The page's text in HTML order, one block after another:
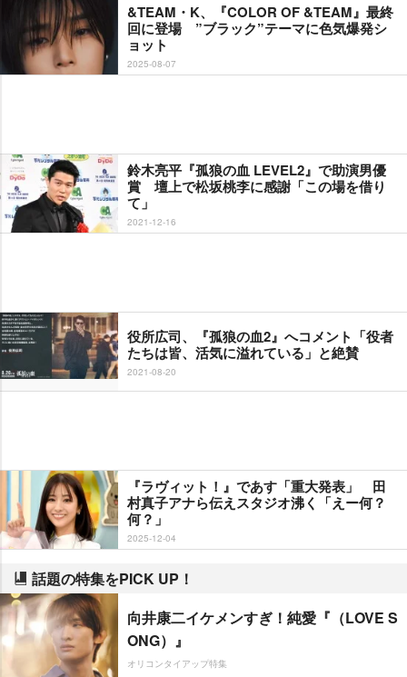
&TEAM・K、『COLOR OF &TEAM』最終
回に登場 ”ブラック”テーマに色気爆発シ
ョット
2025-08-07
鈴木亮平『孤狼の血 LEVEL2』で助演男優
賞 壇上で松坂桃李に感謝「この場を借り
て」
2021-12-16
役所広司、『孤狼の血2』へコメント「役者
たちは皆、活気に溢れている」と絶賛
2021-08-20
『ラヴィット！』であす「重大発表」 田
村真子アナら伝えスタジオ沸く「えー何？
何？」
2025-12-04
話題の特集をPICK UP！
向井康二イケメンすぎ！純愛『（LOVE S
ONG）』
オリコンタイアップ特集